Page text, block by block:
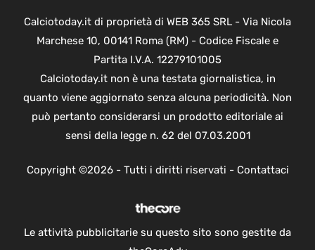
Calciotoday.it di proprietà di WEB 365 SRL - Via Nicola
Marchese 10, 00141 Roma (RM) - Codice Fiscale e
Partita I.V.A. 12279101005
Calciotoday.it non è una testata giornalistica, in
quanto viene aggiornato senza alcuna periodicità. Non
può pertanto considerarsi un prodotto editoriale ai
sensi della legge n. 62 del 07.03.2001
Copyright ©2026 - Tutti i diritti riservati - Contattaci
Le attività pubblicitarie su questo sito sono gestite da